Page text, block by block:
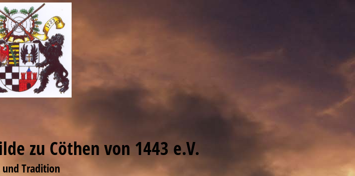
zu Cöthen von 1443 e.V.
und Tradition